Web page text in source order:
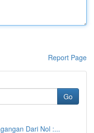
Report Page
Go
Dari Nol :...